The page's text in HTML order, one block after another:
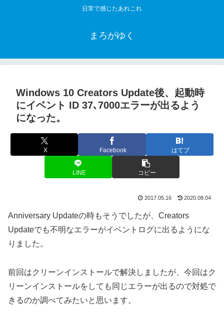
日常で感じたあれこれ
まろがゆく
Windows 10 Creators Update後、起動時
にイベント ID 37､7000エラーが出るよう
になった。
X Facebook はてブ
LINE コピー
2017.05.16 2020.08.04
Anniversary Updateの時もそうでしたが、Creators
Updateでも不明なエラーがイベントログに出るようにな
りました。
前回はクリーンインストールで解決しましたが、今回はク
リーンインストールをしても同じエラーが出るので対処で
きるのか調べてみたいと思います。